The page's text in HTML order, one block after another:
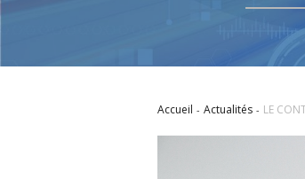
Accueil Actualités LE